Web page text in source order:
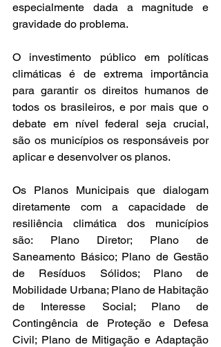
especialmente dada a magnitude e
gravidade do problema.
O investimento público em políticas
climáticas é de extrema importância
para garantir os direitos humanos de
todos os brasileiros, e por mais que o
debate em nível federal seja crucial,
são os municípios os responsáveis por
aplicar e desenvolver os planos.
Os Planos Municipais que dialogam
diretamente com a capacidade de
resiliência climática dos municípios
são: Plano Diretor; Plano de
Saneamento Básico; Plano de Gestão
de Resíduos Sólidos; Plano de
Mobilidade Urbana; Plano de Habitação
de Interesse Social; Plano de
Contingência de Proteção e Defesa
Civil; Plano de Mitigação e Adaptação